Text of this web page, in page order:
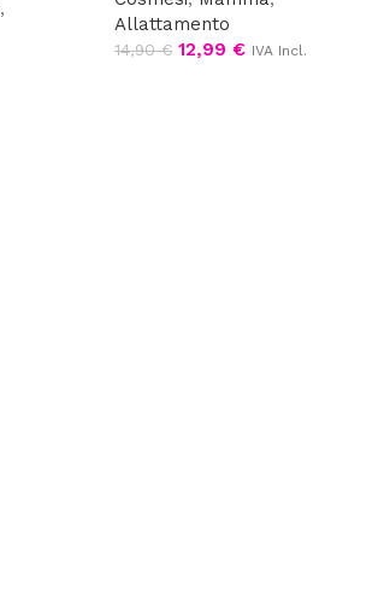
,
Allattamento
14,90€ 12,99 € IVA Incl.